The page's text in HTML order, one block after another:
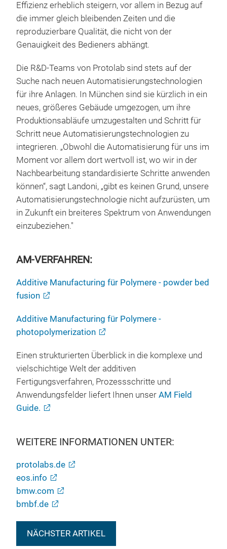
Effizienz erheblich steigern, vor allem in Bezug auf
die immer gleich bleibenden Zeiten und die
reproduzierbare Qualität, die nicht von der
Genauigkeit des Bedieners abhängt.
Die R&D-Teams von Protolab sind stets auf der
Suche nach neuen Automatisierungstechnologien
für ihre Anlagen. In München sind sie kürzlich in ein
neues, größeres Gebäude umgezogen, um ihre
Produktionsabläufe umzugestalten und Schritt für
Schritt neue Automatisierungstechnologien zu
integrieren. „Obwohl die Automatisierung für uns im
Moment vor allem dort wertvoll ist, wo wir in der
Nachbearbeitung standardisierte Schritte anwenden
können“, sagt Landoni, „gibt es keinen Grund, unsere
Automatisierungstechnologie nicht aufzurüsten, um
in Zukunft ein breiteres Spektrum von Anwendungen
einzubeziehen."
AM-VERFAHREN:
Additive Manufacturing für Polymere - powder bed
fusion
Additive Manufacturing für Polymere -
photopolymerization
Einen strukturierten Überblick in die komplexe und
vielschichtige Welt der additiven
Fertigungsverfahren, Prozessschritte und
Anwendungsfelder liefert Ihnen unser AM Field
Guide.
WEITERE INFORMATIONEN UNTER:
protolabs.de
eos.info
bmw.com
bmbf.de
NÄCHSTER ARTIKEL